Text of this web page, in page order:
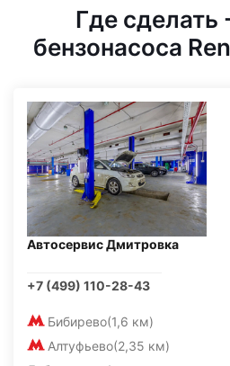
Где сделать
бензонасоса
Автосервис Дмитровка
+7 (499) 110-28-43
Бибирево(1,6 км)
Алтуфьево(2,35 км)